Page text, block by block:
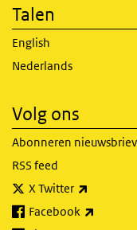
Talen
English
Nederlands
Volg ons
Abonneren
RSS feed
X Twitter
Facebook